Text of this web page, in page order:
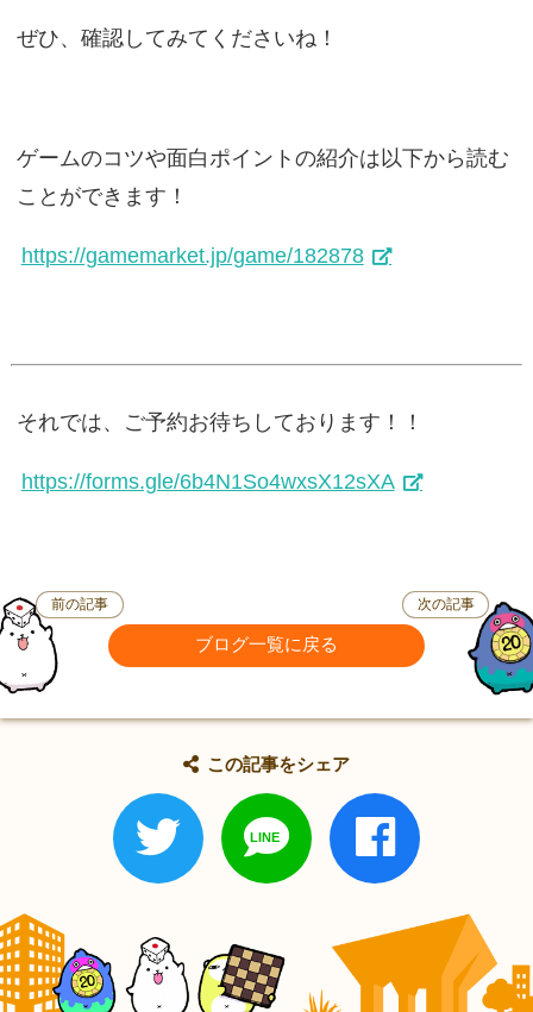
ぜひ、確認してみてくださいね！
ゲームのコツや面白ポイントの紹介は以下から読む
ことができます！
https://gamemarket.jp/game/182878
それでは、ご予約お待ちしております！！
https://forms.gle/6b4N1So4wxsX12sXA
前の記事
ブログ一覧に戻る
次の記事
この記事をシェア